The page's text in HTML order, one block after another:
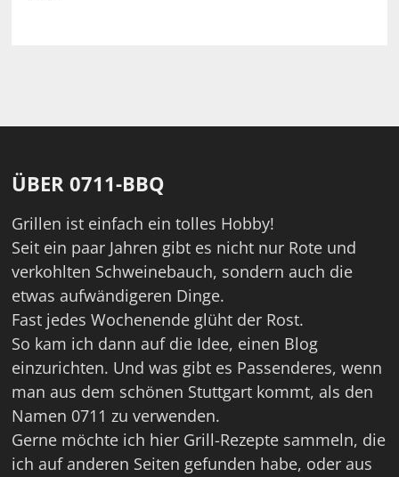
ÜBER 0711-BBQ
Grillen ist einfach ein tolles Hobby!
Seit ein paar Jahren gibt es nicht nur Rote und
verkohlten Schweinebauch, sondern auch die
etwas aufwändigeren Dinge.
Fast jedes Wochenende glüht der Rost.
So kam ich dann auf die Idee, einen Blog
einzurichten. Und was gibt es Passenderes, wenn
man aus dem schönen Stuttgart kommt, als den
Namen 0711 zu verwenden.
Gerne möchte ich hier Grill-Rezepte sammeln, die
ich auf anderen Seiten gefunden habe, oder aus